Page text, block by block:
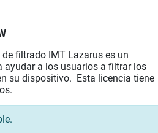
filtrado IMT Lazarus es un
ayudar a los usuarios a filtrar los
su dispositivo. Esta licencia tiene